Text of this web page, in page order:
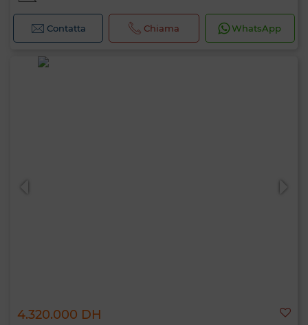
Contatta Chiama WhatsApp
4.320.000 DH